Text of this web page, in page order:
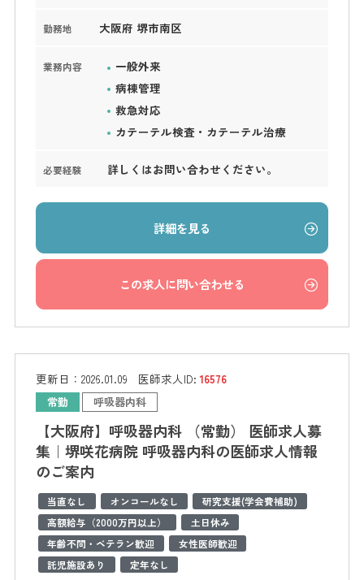
勤務地 大阪府 堺市南区
業務内容
一般外来
病棟管理
救急対応
カテーテル検査・カテーテル治療
必要経験 詳しくはお問い合わせください。
詳細を見る
この求人に問い合わせる
更新日： 2026.01.09 医師求人ID:16576
常勤 呼吸器内科
【大阪府】呼吸器内科 （常勤） 医師求人募
集｜堺咲花病院 呼吸器内科の医師求人情報
のご案内
当直なし オンコールなし
研究支援(学会費補助)
高額給与（2000万円以上）
土日休み
年齢不問・ベテラン歓迎
女性医師歓迎
託児施設あり
定年なし